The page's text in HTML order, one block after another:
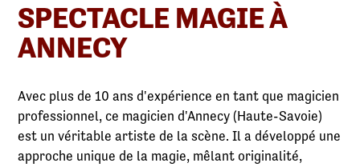
SPECTACLE MAGIE À
ANNECY
Avec plus de 10 ans d'expérience en tant que magicien
professionnel, ce magicien d'Annecy (Haute-Savoie)
est un véritable artiste de la scène. Il a développé une
approche unique de la magie, mêlant originalité,